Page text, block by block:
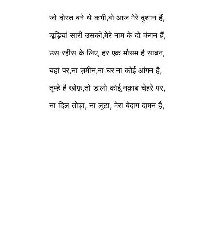
जो दोस्त बने थे कभी,वो आज मेरे दुश्मन हैं,
चूड़ियां सारीं उसकी,मेरे नाम के दो कंगन हैं,
उस रहीस के लिए, हर एक मौसम है साबन,
यहां पर,ना ज़मीन,ना घर,ना कोई आंगन है,
तुम्हे है खोफ़,तो डालो कोई,नक़ाब चेहरे पर,
ना दिल तोड़ा, ना लूटा, मेरा बेदाग दामन है,